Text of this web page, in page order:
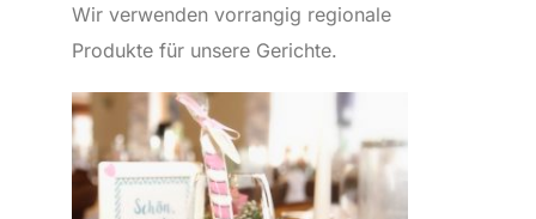
Wir verwenden vorrangig regionale
Produkte für unsere Gerichte.